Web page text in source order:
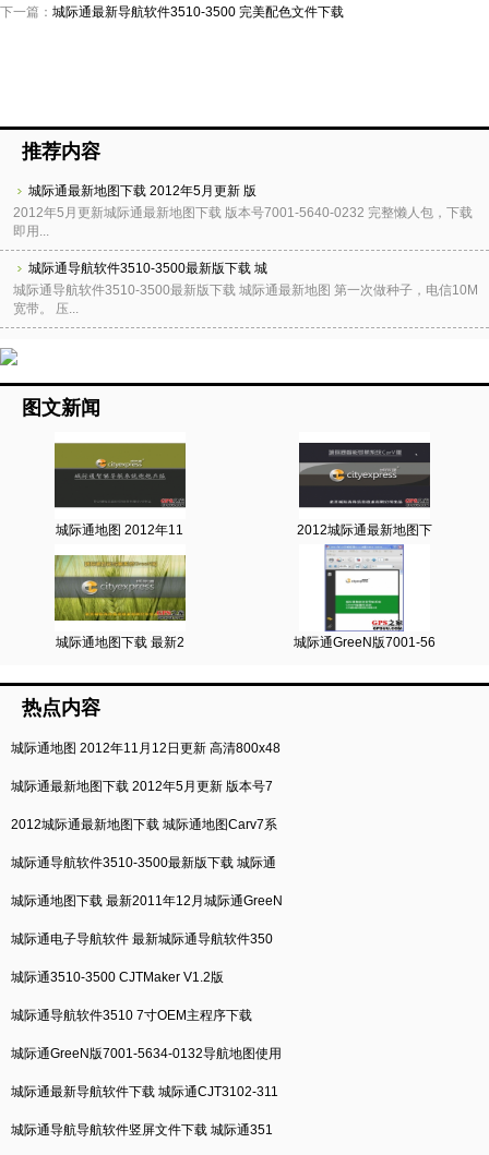
下一篇： 城际通最新导航软件3510-3500 完美配色文件下载
推荐内容
城际通最新地图下载 2012年5月更新 版
2012年5月更新城际通最新地图下载 版本号7001-5640-0232 完整懒人包，下载
即用...
城际通导航软件3510-3500最新版下载 城
城际通导航软件3510-3500最新版下载 城际通最新地图 第一次做种子，电信10M
宽带。 压...
图文新闻
城际通地图 2012年11 2012城际通最新地图下
城际通地图下载 最新2 城际通GreeN版7001-56
热点内容
城际通地图 2012年11月12日更新 高清800x48
城际通最新地图下载 2012年5月更新 版本号7
2012城际通最新地图下载 城际通地图Carv7系
城际通导航软件3510-3500最新版下载 城际通
城际通地图下载 最新2011年12月城际通GreeN
城际通电子导航软件 最新城际通导航软件350
城际通3510-3500 CJTMaker V1.2版
城际通导航软件3510 7寸OEM主程序下载
城际通GreeN版7001-5634-0132导航地图使用
城际通最新导航软件下载 城际通CJT3102-311
城际通导航导航软件竖屏文件下载 城际通351